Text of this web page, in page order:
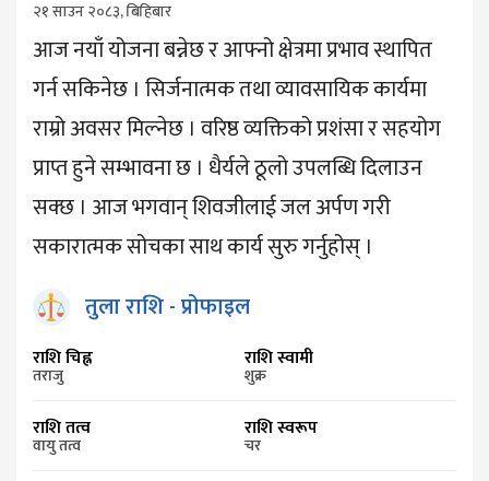
२१ साउन २०८३, बिहिबार
आज नयाँ योजना बन्नेछ र आफ्नो क्षेत्रमा प्रभाव स्थापित
गर्न सकिनेछ । सिर्जनात्मक तथा व्यावसायिक कार्यमा
राम्रो अवसर मिल्नेछ । वरिष्ठ व्यक्तिको प्रशंसा र सहयोग
प्राप्त हुने सम्भावना छ । धैर्यले ठूलो उपलब्धि दिलाउन
सक्छ । आज भगवान् शिवजीलाई जल अर्पण गरी
सकारात्मक सोचका साथ कार्य सुरु गर्नुहोस् ।
तुलाराशि - प्रोफाइल
राशि चिह्न
तराजु
राशि स्वामी
शुक्र
राशि तत्व
वायु तत्व
राशि स्वरूप
चर